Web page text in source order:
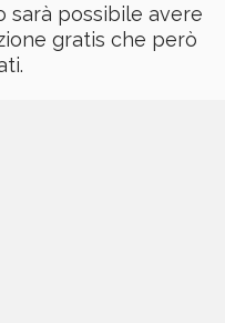
sarà possibile avere
gratis che però